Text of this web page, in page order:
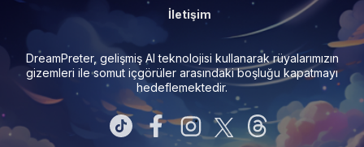
İletişim
DreamPreter, gelişmiş AI teknolojisi kullanarak rüyalarımızın
gizemleri ile somut içgörüler arasındaki boşluğu kapatmayı
hedeflemektedir.